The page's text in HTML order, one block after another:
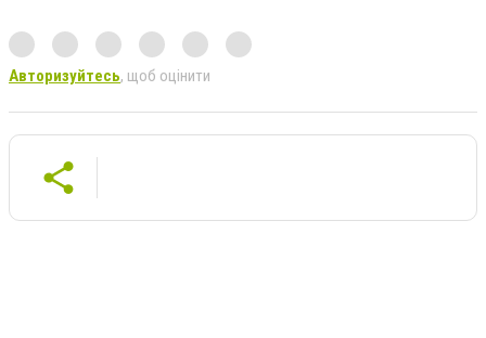
Авторизуйтесь, щоб оцінити